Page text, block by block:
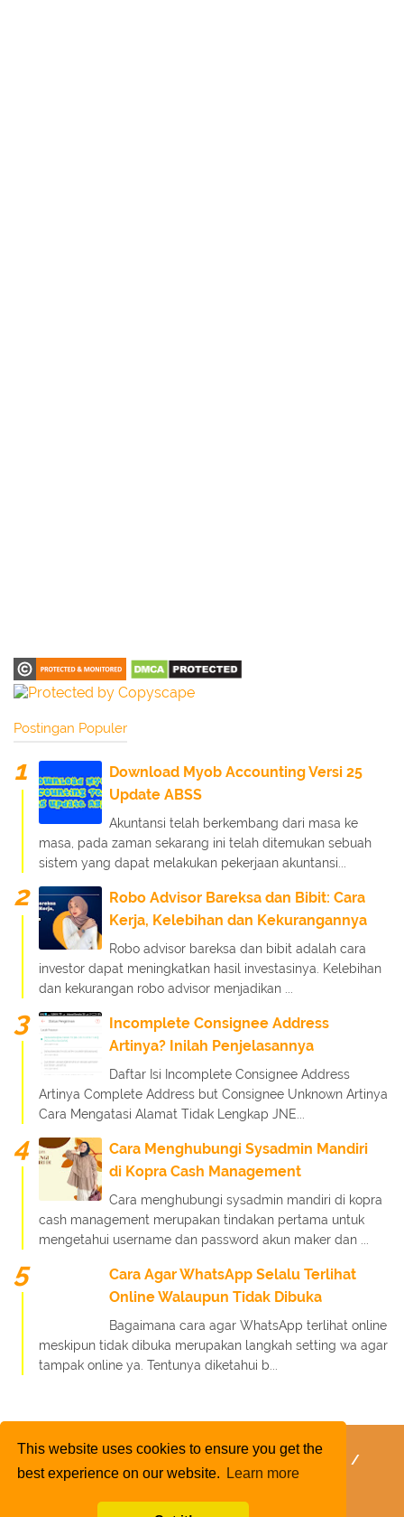
This website uses cookies to ensure you get the
best experience on our website.
Learn more
Postingan Populer
Download Myob Accounting Versi 25
Update ABSS
Akuntansi telah berkembang dari masa ke
masa, pada zaman sekarang ini telah ditemukan sebuah
sistem yang dapat melakukan pekerjaan akuntansi...
Robo Advisor Bareksa dan Bibit: Cara
Kerja, Kelebihan dan Kekurangannya
Robo advisor bareksa dan bibit adalah cara
investor dapat meningkatkan hasil investasinya. Kelebihan
dan kekurangan robo advisor menjadikan ...
Incomplete Consignee Address
Artinya? Inilah Penjelasannya
Daftar Isi Incomplete Consignee Address
Artinya Complete Address but Consignee Unknown Artinya
Cara Mengatasi Alamat Tidak Lengkap JNE...
Cara Menghubungi Sysadmin Mandiri
di Kopra Cash Management
Cara menghubungi sysadmin mandiri di kopra
cash management merupakan tindakan pertama untuk
mengetahui username dan password akun maker dan ...
Cara Agar WhatsApp Selalu Terlihat
Online Walaupun Tidak Dibuka
Bagaimana cara agar WhatsApp terlihat online
meskipun tidak dibuka merupakan langkah setting wa agar
tampak online ya. Tentunya diketahui b...
Kebijakan Privasi